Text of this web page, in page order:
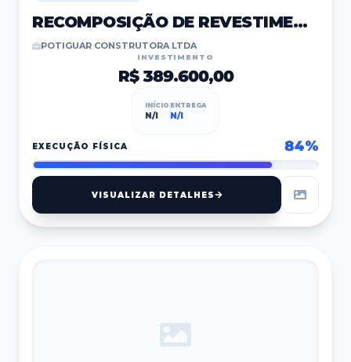
RECOMPOSIÇÃO DE REVESTIMENTO ASFÁLTICO
POTIGUAR CONSTRUTORA LTDA
INVESTIMENTO
R$ 389.600,00
INÍCIO
N/I
ENTREGA
N/I
EXECUÇÃO FÍSICA 84%
VISUALIZAR DETALHES